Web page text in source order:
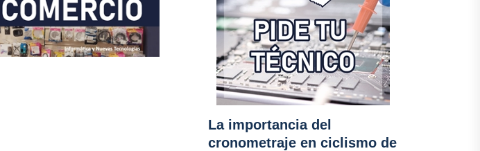
La importancia del
cronometraje en ciclismo de